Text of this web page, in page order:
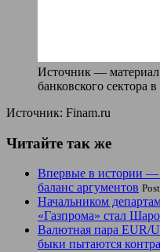
Источник — материал
банковского сектора
Источник: Finam.ru
Читайте так же
Впервые в истории —
баланс аргументов
Начальником
«Газпрома» стал
Валютная пара EUR/
быки пытаются